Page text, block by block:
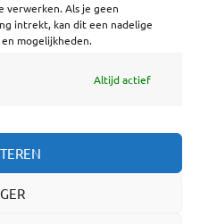
verwerken. Als je geen
intrekt, kan dit een nadelige
mogelijkheden.
Altijd actief
U.A. | Salzburg 29 |
|Btw: